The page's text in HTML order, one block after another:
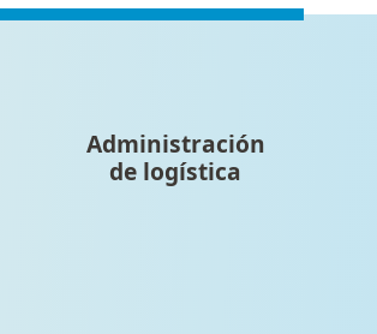
Administración
de logística